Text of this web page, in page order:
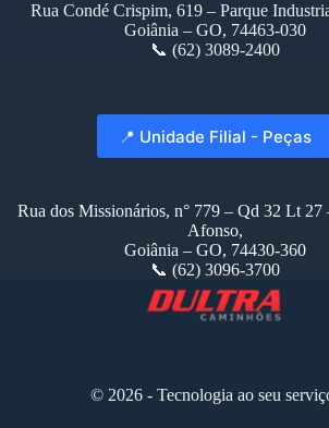
Rua Condé Crispim, 619 – Parque
Goiânia – GO, 74463-030
📞 (62) 3089-2400
📍 Unidade Filial - Peças
Rua dos Missionários, n° 779 – Qd 32 Lt 27
Afonso,
Goiânia – GO, 74430-360
📞 (62) 3096-3700
© 2026 - Tecnologia ao seu